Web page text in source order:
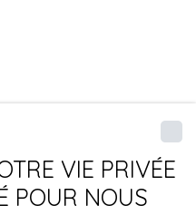
VIE PRIVÉE
POUR NOUS